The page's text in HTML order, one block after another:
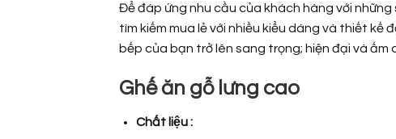
Để đáp ứng nhu cầu của khách hàng với
tìm kiếm mua lẻ với nhiều kiểu dáng và thiết kế
bếp của bạn trở lên sang trọng; hiện đại và ấm
Ghế ăn gỗ lưng cao
Chất liệu :